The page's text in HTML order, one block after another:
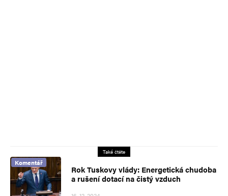
Také čtěte
Komentář
Rok Tuskovy vlády: Energetická chudoba
a rušení dotací na čistý vzduch